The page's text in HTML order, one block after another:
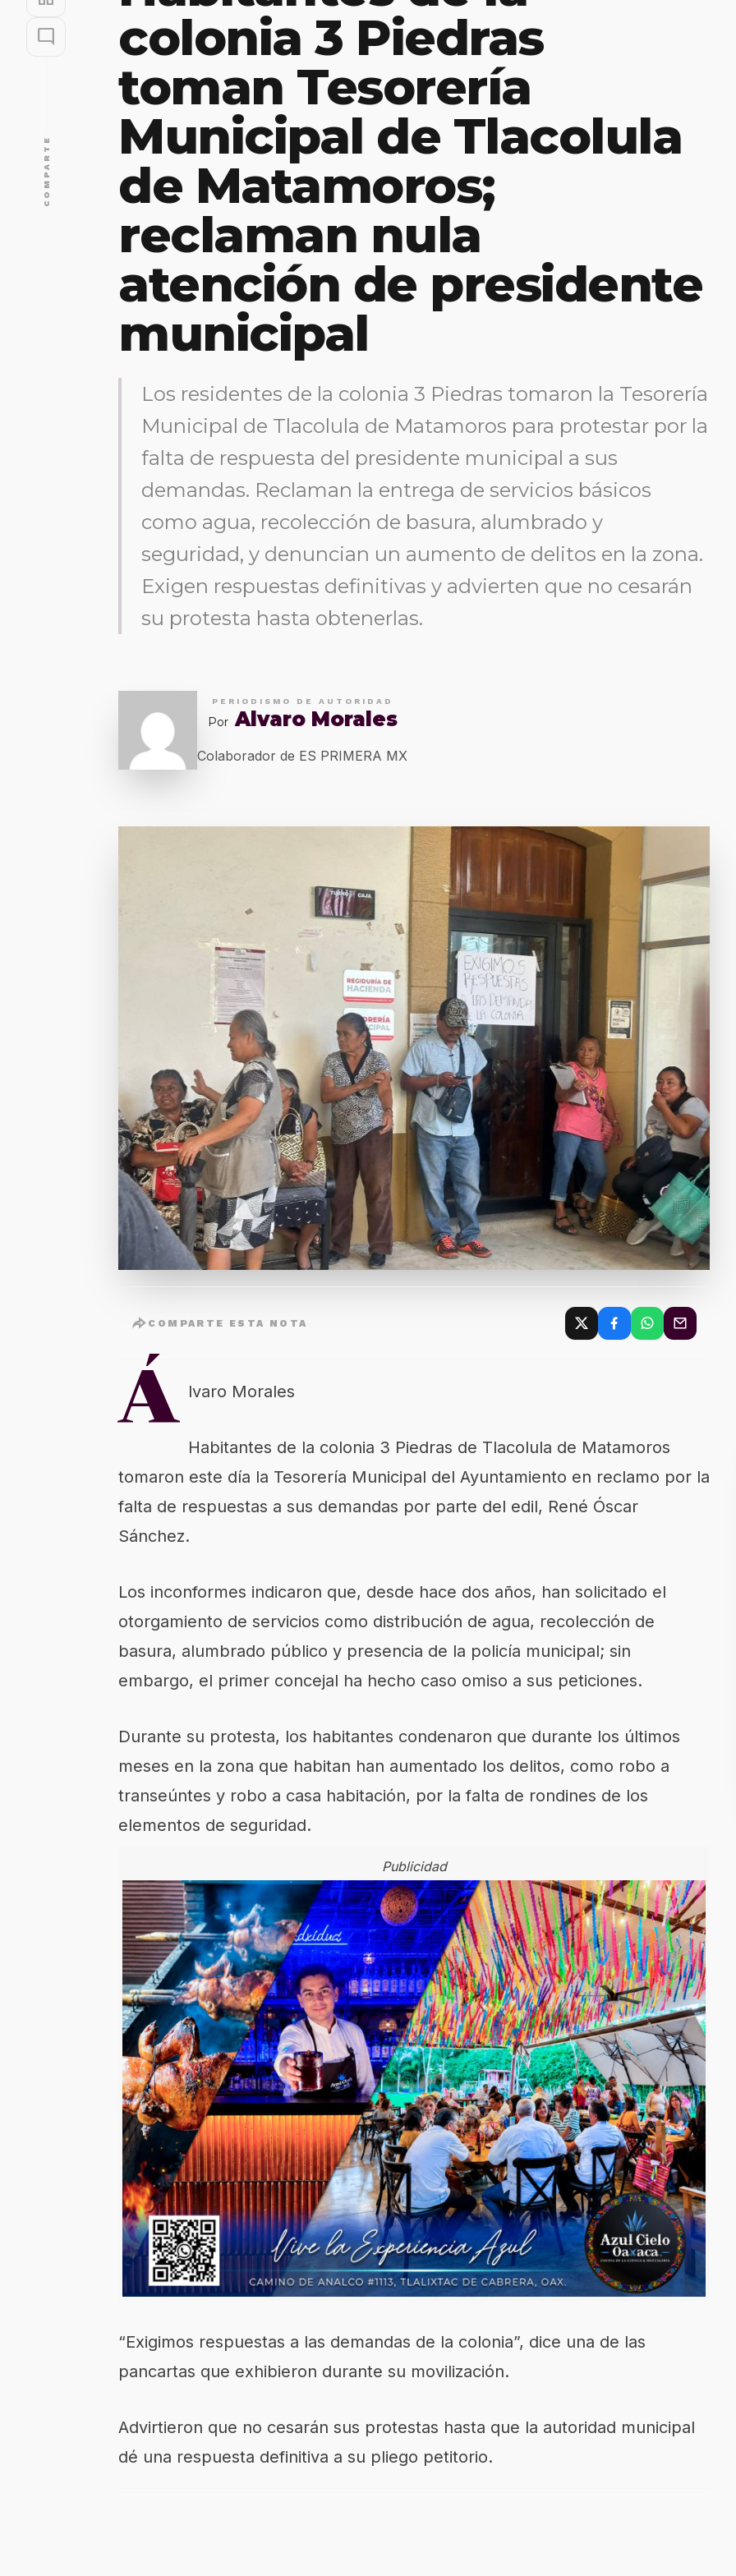
mode_comment
COMPARTE
colonia 3 Piedras
toman Tesorería
Municipal de Tlacolula
de Matamoros;
reclaman nula
atención de presidente
municipal
Los residentes de la colonia 3 Piedras tomaron la Tesorería
Municipal de Tlacolula de Matamoros para protestar por la
falta de respuesta del presidente municipal a sus
demandas. Reclaman la entrega de servicios básicos
como agua, recolección de basura, alumbrado y
seguridad, y denuncian un aumento de delitos en la zona.
Exigen respuestas definitivas y advierten que no cesarán
su protesta hasta obtenerlas.
PERIODISMO DE AUTORIDAD
Por Alvaro Morales
Colaborador de ES PRIMERA MX
COMPARTE ESTA NOTA
Á lvaro Morales
Habitantes de la colonia 3 Piedras de Tlacolula de Matamoros
tomaron este día la Tesorería Municipal del Ayuntamiento en reclamo por la
falta de respuestas a sus demandas por parte del edil, René Óscar
Sánchez.
Los inconformes indicaron que, desde hace dos años, han solicitado el
otorgamiento de servicios como distribución de agua, recolección de
basura, alumbrado público y presencia de la policía municipal; sin
embargo, el primer concejal ha hecho caso omiso a sus peticiones.
Durante su protesta, los habitantes condenaron que durante los últimos
meses en la zona que habitan han aumentado los delitos, como robo a
transeúntes y robo a casa habitación, por la falta de rondines de los
elementos de seguridad.
Publicidad
“Exigimos respuestas a las demandas de la colonia”, dice una de las
pancartas que exhibieron durante su movilización.
Advirtieron que no cesarán sus protestas hasta que la autoridad municipal
dé una respuesta definitiva a su pliego petitorio.